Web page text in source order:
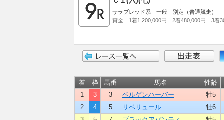
サラブレッド系 一般 別定（普通競走）
賞金 1着1,200,000円 2着480,000円 3着
着 枠 馬番 馬名
性齢
1
3 3 ベルゲンハーバー
牡5
2
4 5 リベリュール
牡6